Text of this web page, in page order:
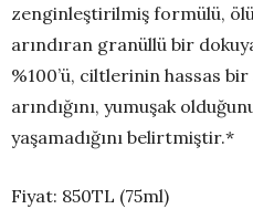
zenginleştirilmiş formülü,
arındıran granüllü bir
%100’ü, ciltlerinin hassas
arındığını, yumuşak
yaşamadığını belirtmiştir.*
Fiyat: 850TL (75ml)